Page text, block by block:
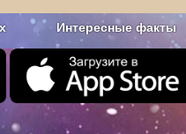
Интересные факты
без рекламы